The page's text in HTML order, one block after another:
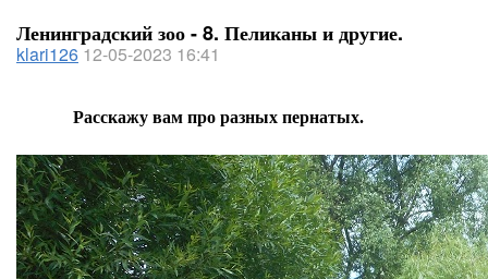
Ленинградский зоо - 8. Пеликаны и другие.
klari126 12-05-2023 16:41
Расскажу вам про разных пернатых.